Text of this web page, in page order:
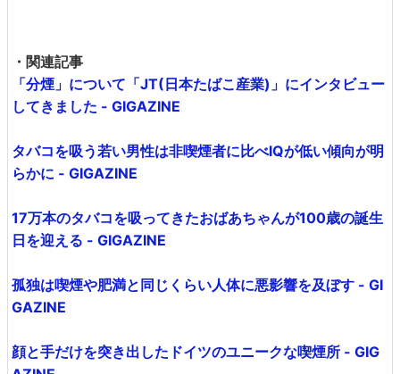
・関連記事
「分煙」について「JT(日本たばこ産業)」にインタビュー
してきました - GIGAZINE
タバコを吸う若い男性は非喫煙者に比べIQが低い傾向が明
らかに - GIGAZINE
17万本のタバコを吸ってきたおばあちゃんが100歳の誕生
日を迎える - GIGAZINE
孤独は喫煙や肥満と同じくらい人体に悪影響を及ぼす - GI
GAZINE
顔と手だけを突き出したドイツのユニークな喫煙所 - GIG